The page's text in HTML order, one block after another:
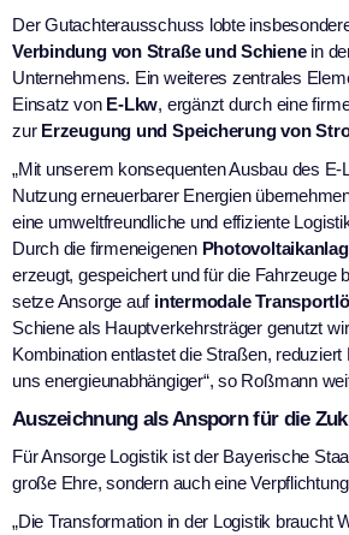
Der Gutachterausschuss lobte
Verbindung von Straße und Schienein
Unternehmens. Ein weiteres zentrales
Einsatz von E-Lkw, ergänzt durch eine
zur Erzeugung und Speicherung von
„Mit unserem konsequenten Ausbau des
Nutzung erneuerbarer Energien
eine umweltfreundliche und effiziente
Durch die firmeneigenen
erzeugt, gespeichert und für die Fahrzeuge
setze Ansorge auf intermodale
Schiene als Hauptverkehrsträger genutzt
Kombination entlastet die Straßen,
uns energieunabhängiger“, so Roßmann
Auszeichnung als Ansporn für die
Für Ansorge Logistik ist der Bayerische
große Ehre, sondern auch eine
„Die Transformation in der Logistik braucht